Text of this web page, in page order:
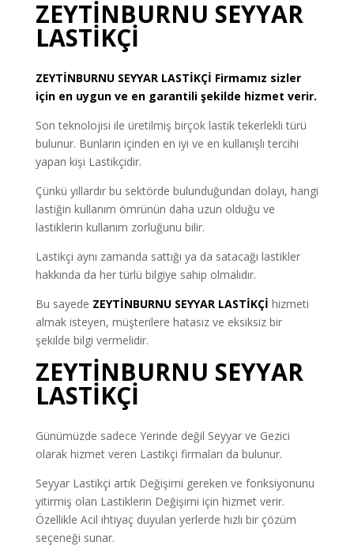
ZEYTİNBURNU SEYYAR
LASTİKÇİ
ZEYTİNBURNU SEYYAR LASTİKÇİ Firmamız sizler
için en uygun ve en garantili şekilde hizmet verir.
Son teknolojisi ile üretilmiş birçok lastik tekerlekli türü
bulunur. Bunların içinden en iyi ve en kullanışlı tercihi
yapan kişi Lastikçidir.
Çünkü yıllardır bu sektörde bulunduğundan dolayı, hangi
lastiğin kullanım ömrünün daha uzun olduğu ve
lastiklerin kullanım zorluğunu bilir.
Lastikçi aynı zamanda sattığı ya da satacağı lastikler
hakkında da her türlü bilgiye sahip olmalıdır.
Bu sayede ZEYTİNBURNU SEYYAR LASTİKÇİ hizmeti
almak isteyen, müşterilere hatasız ve eksiksiz bir
şekilde bilgi vermelidir.
ZEYTİNBURNU SEYYAR
LASTİKÇİ
Günümüzde sadece Yerinde değil Seyyar ve Gezici
olarak hizmet veren Lastikçi firmaları da bulunur.
Seyyar Lastikçi artık Değişimi gereken ve fonksiyonunu
yitirmiş olan Lastiklerin Değişimi için hizmet verir.
Özellikle Acil ihtiyaç duyulan yerlerde hızlı bir çözüm
seçeneği sunar.